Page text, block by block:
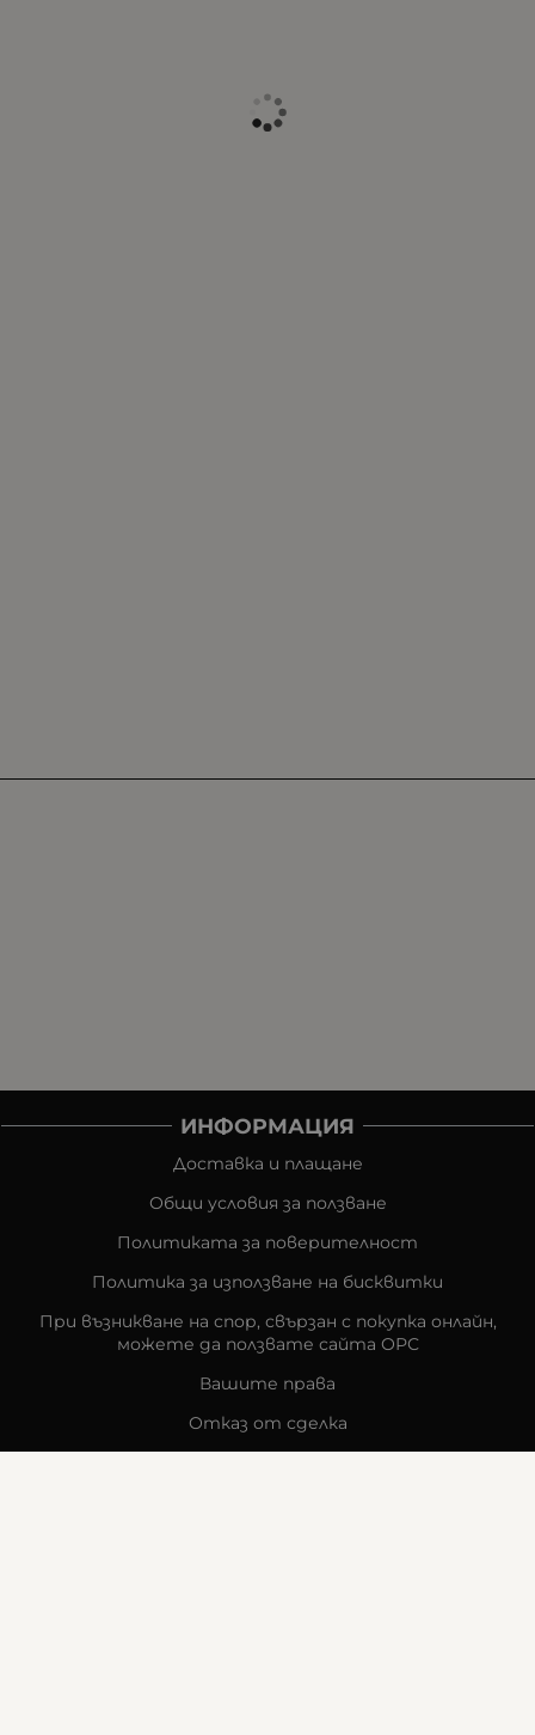
ИНФОРМАЦИЯ
Доставка и плащане
Общи условия за ползване
Политиката за поверителност
Политика за използване на бисквитки
При възникване на спор, свързан с покупка онлайн,
можете да ползвате сайта ОРС
Вашите права
Отказ от сделка